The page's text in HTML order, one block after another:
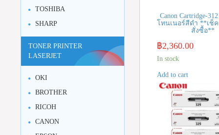
Canon Cartridge-
โทนเนอร์สีดำ **เช็
สั่งซื้อ**
฿2,360.00
In stock
Add to cart
TOSHIBA
SHARP
TONER PRINTER
LASERJET
OKI
BROTHER
RICOH
CANON